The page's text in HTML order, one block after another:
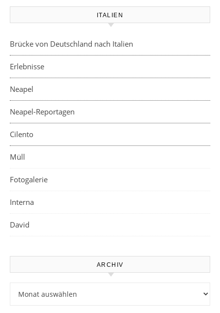
ITALIEN
Brücke von Deutschland nach Italien
Erlebnisse
Neapel
Neapel-Reportagen
Cilento
Müll
Fotogalerie
Interna
David
ARCHIV